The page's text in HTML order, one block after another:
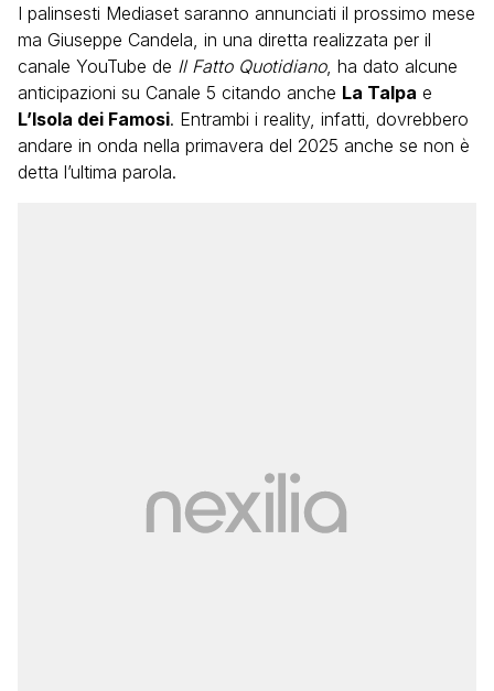
I palinsesti Mediaset saranno annunciati il prossimo mese
ma Giuseppe Candela, in una diretta realizzata per il
canale YouTube de Il Fatto Quotidiano, ha dato alcune
anticipazioni su Canale 5 citando anche La Talpa e
L’Isola dei Famosi. Entrambi i reality, infatti, dovrebbero
andare in onda nella primavera del 2025 anche se non è
detta l’ultima parola.